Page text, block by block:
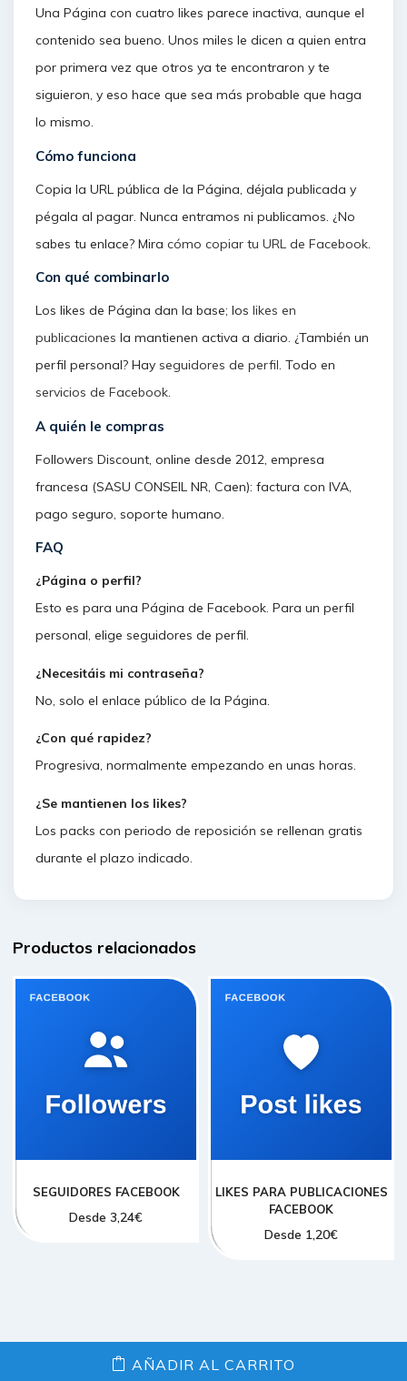
AÑADIR AL CARRITO
Una Página con cuatro likes parece inactiva, aunque el
contenido sea bueno. Unos miles le dicen a quien entra
por primera vez que otros ya te encontraron y te
siguieron, y eso hace que sea más probable que haga
lo mismo.
Cómo funciona
Copia la URL pública de la Página, déjala publicada y
pégala al pagar. Nunca entramos ni publicamos. ¿No
sabes tu enlace? Miracómo copiar tu URL de Facebook.
Con qué combinarlo
Los likes de Página dan la base; loslikes en
publicaciones la mantienen activa a diario. ¿También un
perfil personal? Hayseguidores de perfil. Todo en
servicios de Facebook.
A quién le compras
Followers Discount, online desde 2012, empresa
francesa (SASU CONSEIL NR, Caen): factura con IVA,
pago seguro, soporte humano.
FAQ
¿Página o perfil?
Esto es para una Página de Facebook. Para un perfil
personal, elige seguidores de perfil.
¿Necesitáis mi contraseña?
No, solo el enlace público de la Página.
¿Con qué rapidez?
Progresiva, normalmente empezando en unas horas.
¿Se mantienen los likes?
Los packs con periodo de reposición se rellenan gratis
durante el plazo indicado.
Productos relacionados
SEGUIDORES FACEBOOK
Desde3,24€
LIKES PARA PUBLICACIONES
FACEBOOK
Desde 1,20€